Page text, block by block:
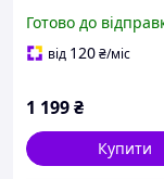
32, 40, 50, 63 мм,
металевий кейс
Готово до
від 120₴/міс
1 199₴
Купити